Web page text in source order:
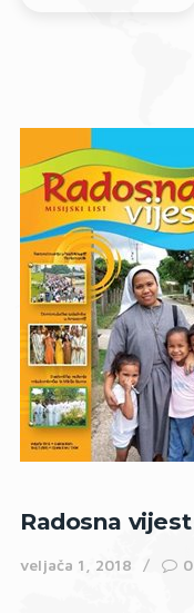
Radosna
veljača 1, 2018 0